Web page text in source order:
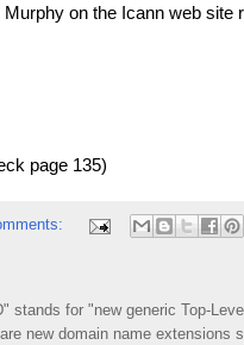
on the Icann web site
page 135)
stands for "new generic Top-
new domain name extensions